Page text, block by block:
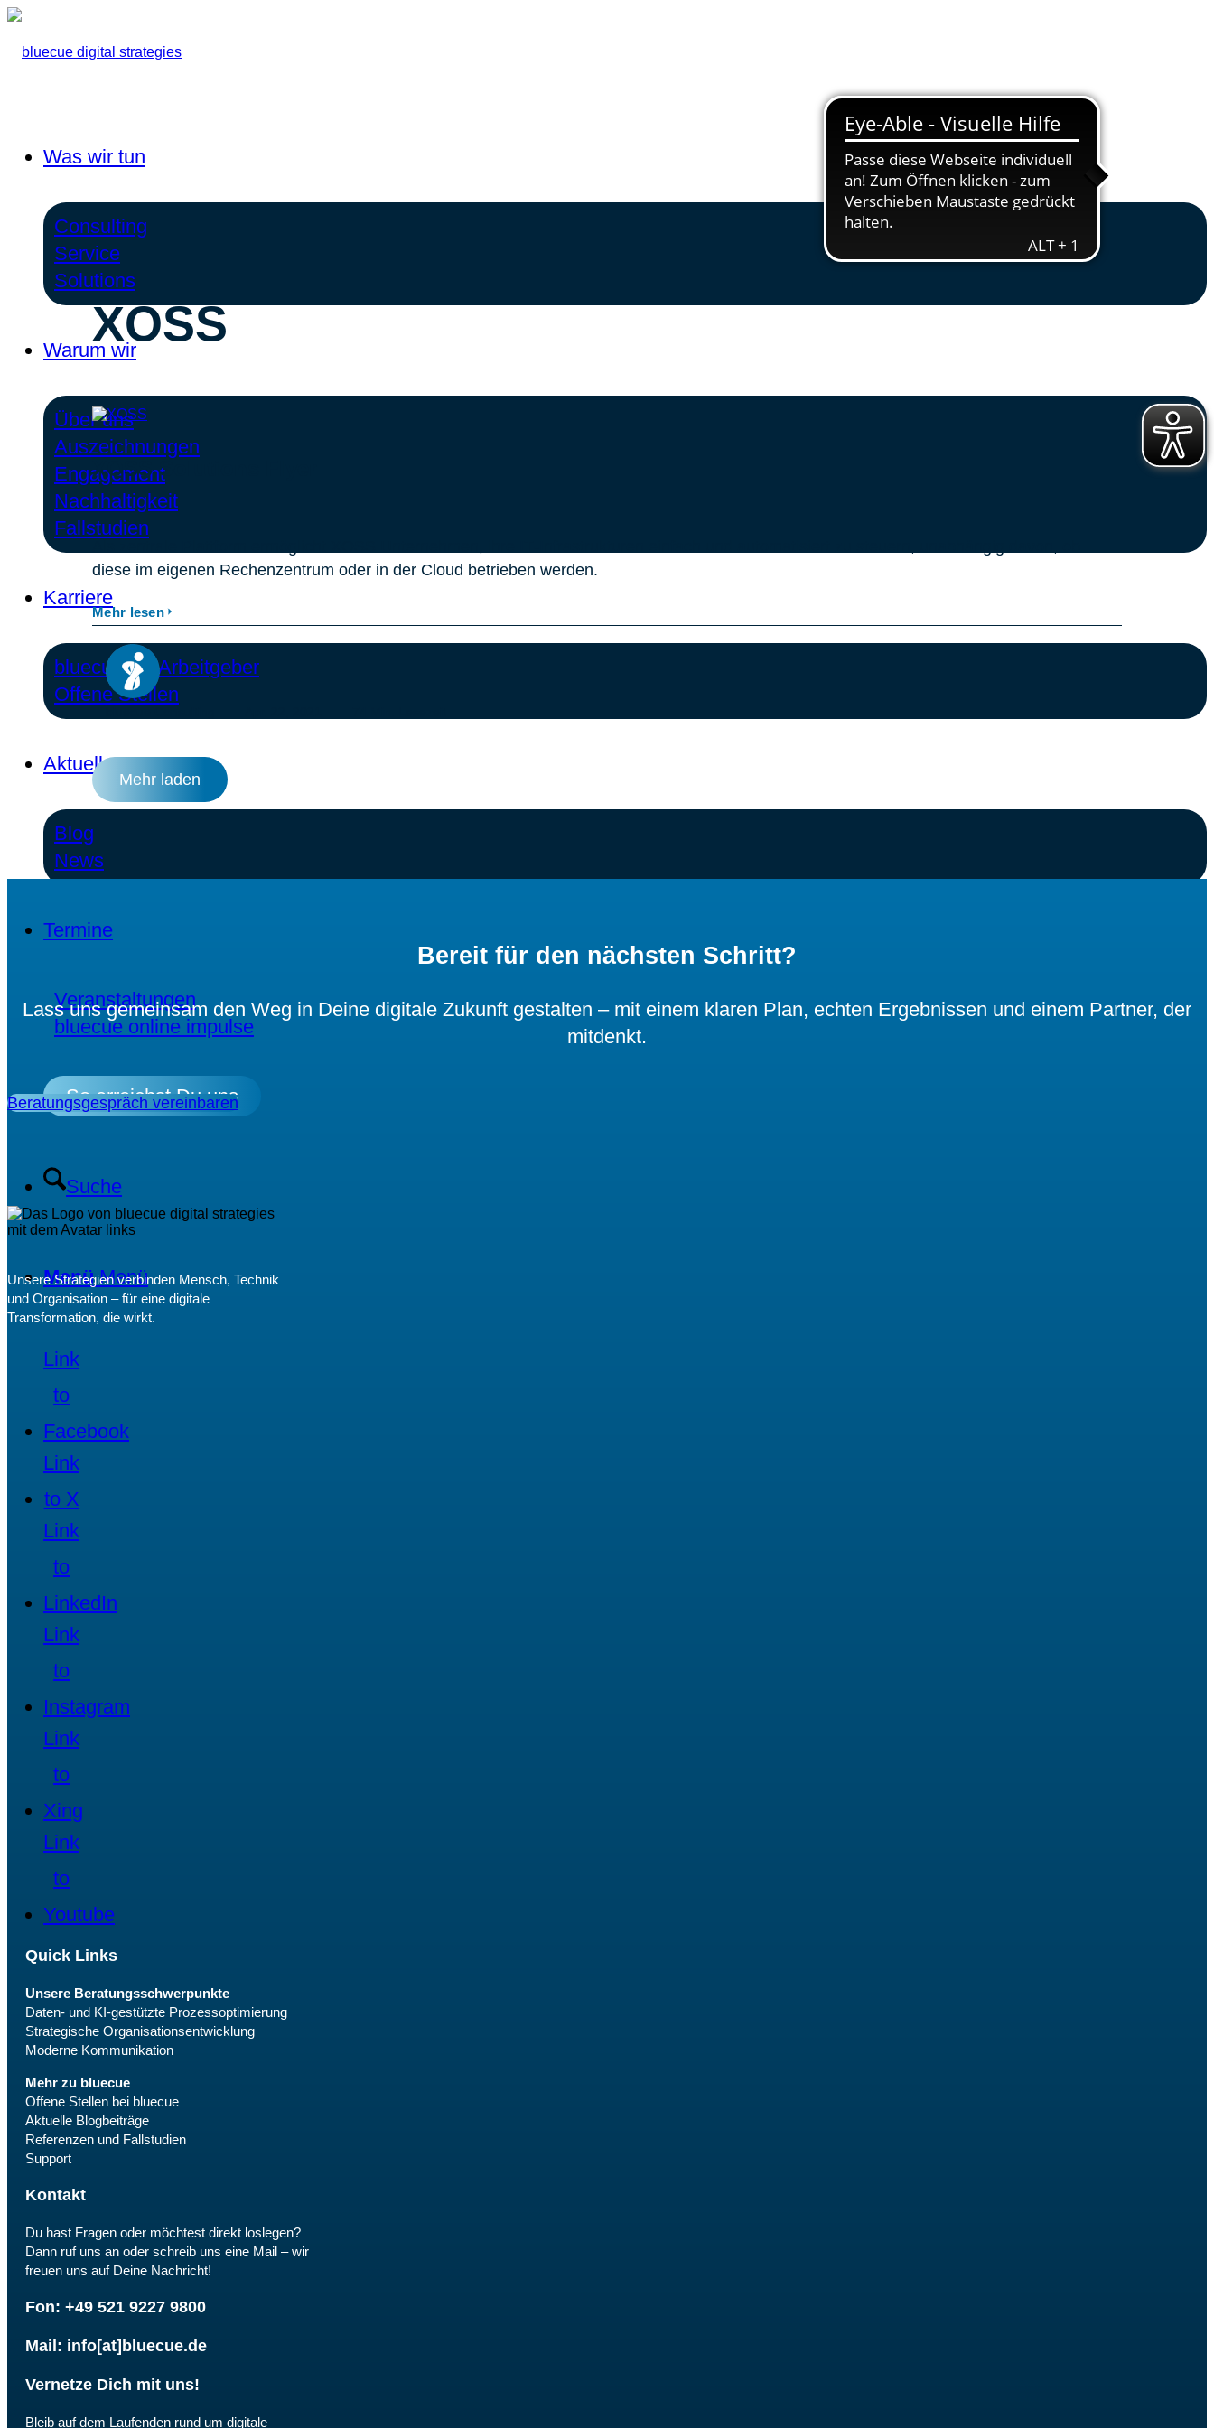
Was wir tun
Consulting
Service
Solutions
Warum wir
Über uns
Auszeichnungen
Engagement
Nachhaltigkeit
Fallstudien
Karriere
bluecue als Arbeitgeber
Offene Stellen
Aktuelles
Blog
News
Termine
Veranstaltungen
bluecue online impulse
So erreichst Du uns
Suche
Menü Menü
XOSS
XOSS Solutions Flyer
diese im eigenen Rechenzentrum oder in der Cloud betrieben werden.
Mehr lesen
Mehr laden
Bereit für den nächsten Schritt?
Lass uns gemeinsam den Weg in Deine digitale Zukunft gestalten – mit einem klaren Plan, echten Ergebnissen und einem Partner, der
mitdenkt.
Beratungsgespräch vereinbaren
Unsere Strategien verbinden Mensch, Technik
und Organisation – für eine digitale
Transformation, die wirkt.
Link
to
Facebook
Link
to X
Link
to
LinkedIn
Link
to
Instagram
Link
to
Xing
Link
to
Youtube
Quick Links
Unsere Beratungsschwerpunkte
Daten- und KI-gestützte Prozessoptimierung
Strategische Organisationsentwicklung
Moderne Kommunikation
Mehr zu bluecue
Offene Stellen bei bluecue
Aktuelle Blogbeiträge
Referenzen und Fallstudien
Support
Kontakt
Du hast Fragen oder möchtest direkt loslegen?
Dann ruf uns an oder schreib uns eine Mail – wir
freuen uns auf Deine Nachricht!
Fon: +49 521 9227 9800
Mail: info[at]bluecue.de
Vernetze Dich mit uns!
Bleib auf dem Laufenden rund um digitale